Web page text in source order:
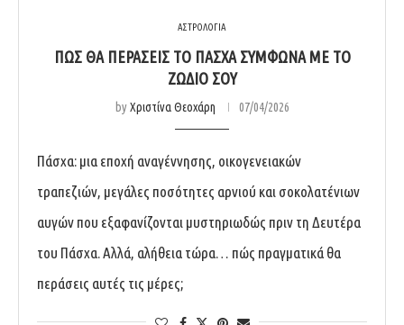
ΑΣΤΡΟΛΟΓΙΑ
ΠΏΣ ΘΑ ΠΕΡΆΣΕΙΣ ΤΟ ΠΆΣΧΑ ΣΎΜΦΩΝΑ ΜΕ ΤΟ
ΖΏΔΙΌ ΣΟΥ
byΧριστίνα Θεοχάρη 07/04/2026
Πάσχα: μια εποχή αναγέννησης, οικογενειακών
τραπεζιών, μεγάλες ποσότητες αρνιού και σοκολατένιων
αυγών που εξαφανίζονται μυστηριωδώς πριν τη Δευτέρα
του Πάσχα. Αλλά, αλήθεια τώρα… πώς πραγματικά θα
περάσεις αυτές τις μέρες;